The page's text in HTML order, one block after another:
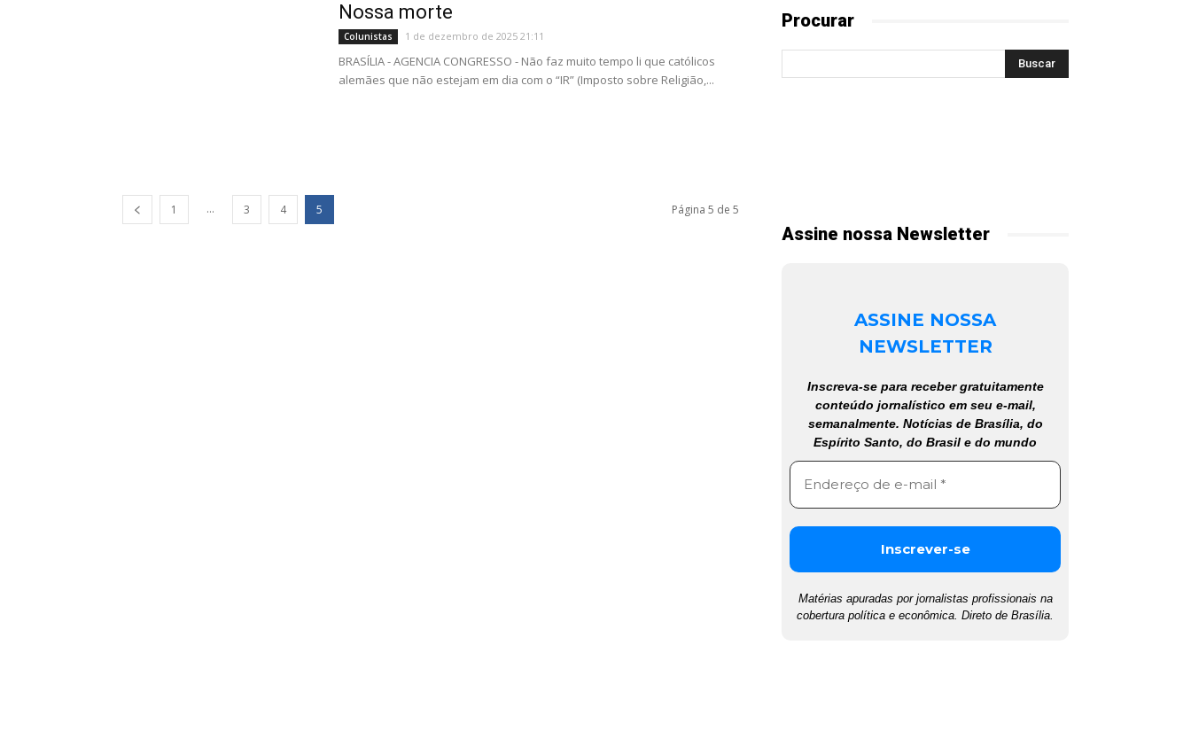
Nossa morte
Colunistas 1 de dezembro de 2025 21:11
BRASÍLIA - AGENCIA CONGRESSO - Não faz muito tempo li que católicos
alemães que não estejam em dia com o “IR” (Imposto sobre Religião,...
1 ... 3 4 5 Página 5 de 5
Procurar
Assine nossa Newsletter
ASSINE NOSSA
NEWSLETTER
Inscreva-se para receber gratuitamente
conteúdo jornalístico em seu e-mail,
semanalmente. Notícias de Brasília, do
Espírito Santo, do Brasil e do mundo
Matérias apuradas por jornalistas profissionais na
cobertura política e econômica. Direto de Brasília.